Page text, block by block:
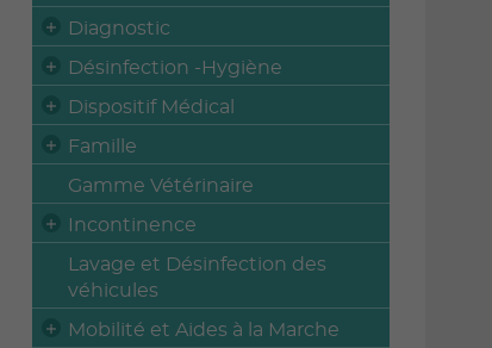
Diagnostic
Désinfection -Hygiène
Dispositif Médical
Famille
Gamme Vétérinaire
Incontinence
Lavage et Désinfection des
véhicules
Mobilité et Aides à la Marche